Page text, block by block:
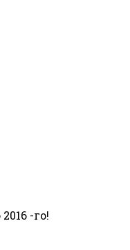
-го!